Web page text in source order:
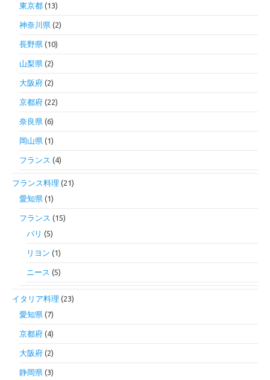
東京都 (13)
神奈川県 (2)
長野県 (10)
山梨県 (2)
大阪府 (2)
京都府 (22)
奈良県 (6)
岡山県 (1)
フランス (4)
フランス料理 (21)
愛知県 (1)
フランス (15)
パリ (5)
リヨン (1)
ニース (5)
イタリア料理 (23)
愛知県 (7)
京都府 (4)
大阪府 (2)
静岡県 (3)